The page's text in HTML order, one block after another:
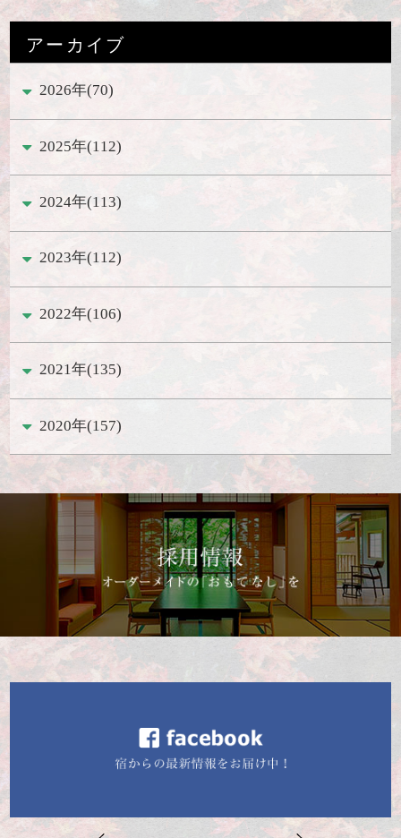
アーカイブ
2026年(70)
2025年(112)
2024年(113)
2023年(112)
2022年(106)
2021年(135)
2020年(157)